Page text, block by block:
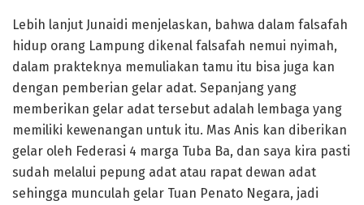
Lebih lanjut Junaidi menjelaskan, bahwa dalam falsafah
hidup orang Lampung dikenal falsafah nemui nyimah,
dalam prakteknya memuliakan tamu itu bisa juga kan
dengan pemberian gelar adat. Sepanjang yang
memberikan gelar adat tersebut adalah lembaga yang
memiliki kewenangan untuk itu. Mas Anis kan diberikan
gelar oleh Federasi 4 marga Tuba Ba, dan saya kira pasti
sudah melalui pepung adat atau rapat dewan adat
sehingga munculah gelar Tuan Penato Negara, jadi